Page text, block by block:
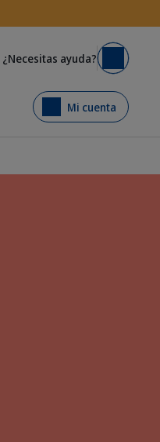
¿Necesitas ayuda? Carrito
Mi cuenta